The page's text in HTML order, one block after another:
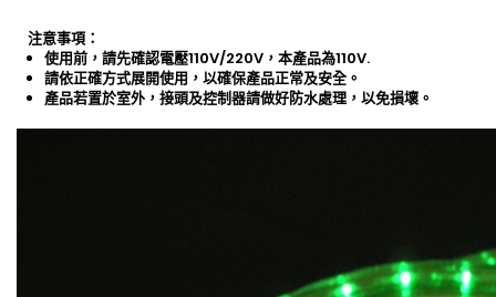
注意事項：
使用前，請先確認電壓110V/220V，本產品為110V.
請依正確方式展開使用，以確保產品正常及安全。
產品若置於室外，接頭及控制器請做好防水處理，以免損壞。